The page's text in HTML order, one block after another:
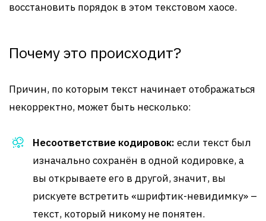
восстановить порядок в этом текстовом хаосе.
Почему это происходит?
Причин, по которым текст начинает отображаться
некорректно, может быть несколько:
Несоответствие кодировок: если текст был
изначально сохранён в одной кодировке, а
вы открываете его в другой, значит, вы
рискуете встретить «шрифтик-невидимку» –
текст, который никому не понятен.